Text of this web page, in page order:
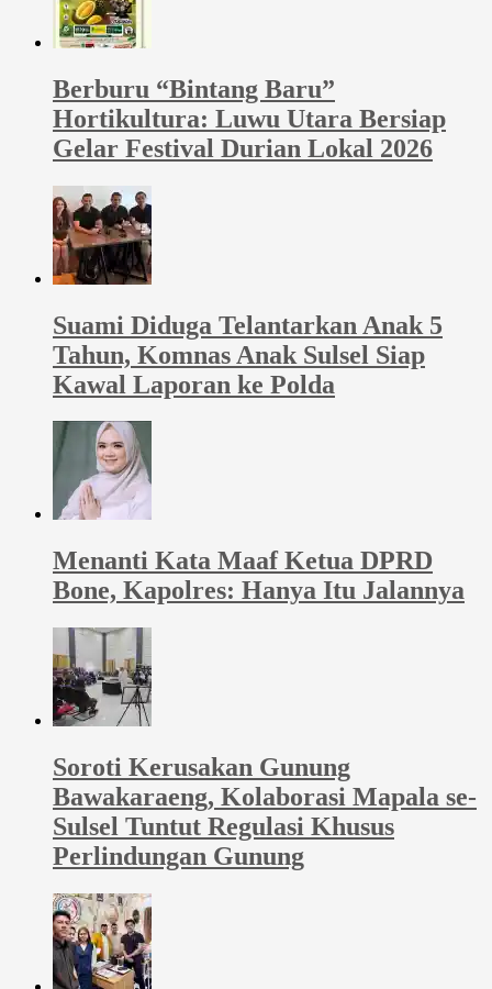
Berburu “Bintang Baru”
Hortikultura: Luwu Utara Bersiap
Gelar Festival Durian Lokal 2026
Suami Diduga Telantarkan Anak 5
Tahun, Komnas Anak Sulsel Siap
Kawal Laporan ke Polda
Menanti Kata Maaf Ketua DPRD
Bone, Kapolres: Hanya Itu Jalannya
Soroti Kerusakan Gunung
Bawakaraeng, Kolaborasi Mapala se-
Sulsel Tuntut Regulasi Khusus
Perlindungan Gunung